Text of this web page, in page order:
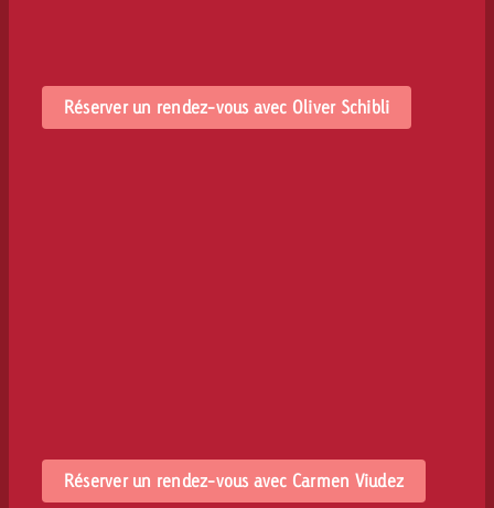
Réserver un rendez-vous avec Oliver Schibli
Réserver un rendez-vous avec Carmen Viudez